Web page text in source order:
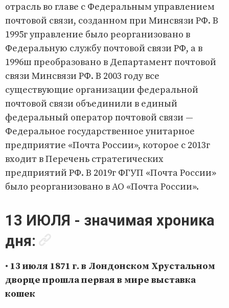
отрасль во главе с Федеральным управлением
почтовой связи, созданном при Минсвязи РФ. В
1995г управление было реорганизовано в
Федеральную службу почтовой связи РФ, а в
1996ш преобразовано в Департамент почтовой
связи Минсвязи РФ. В 2003 году все
существующие организации федеральной
почтовой связи объединили в единый
федеральный оператор почтовой связи —
Федеральное государственное унитарное
предприятие «Почта России», которое с 2013г
входит в Перечень стратегических
предприятий РФ. В 2019г ФГУП «Почта России»
было реорганизовано в АО «Почта России».
13 ИЮЛЯ - значимая хроника
дня:
• 13 июля 1871 г. в Лондонском Хрустальном
дворце прошла первая в мире выставка
кошек